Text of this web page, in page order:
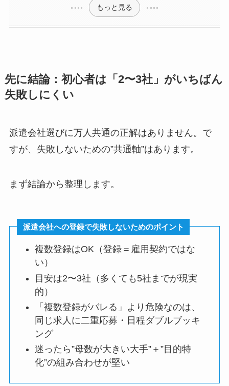
もっと見る
先に結論：初心者は「2〜3社」がいちばん
失敗しにくい
派遣会社選びに万人共通の正解はありません。で
すが、失敗しないための”共通軸”はあります。
まず結論から整理します。
派遣会社への登録で失敗しないためのポイント
複数登録はOK（登録＝雇用契約ではな
い）
目安は2〜3社（多くても5社までが現実
的）
「複数登録がバレる」より危険なのは、
同じ求人に二重応募・日程ダブルブッキ
ング
迷ったら”母数が大きい大手”＋”目的特
化”の組み合わせが堅い